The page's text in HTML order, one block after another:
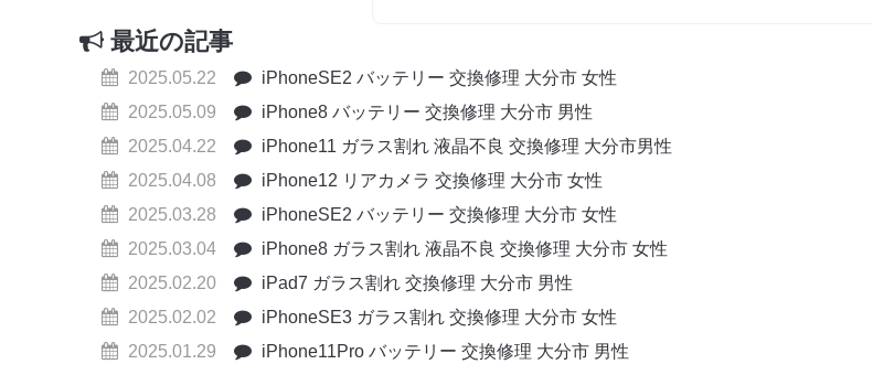
最近の記事
2025.05.22
iPhoneSE2 バッテリー 交換修理 大分市 女性
2025.05.09
iPhone8 バッテリー 交換修理 大分市 男性
2025.04.22
iPhone11 ガラス割れ 液晶不良 交換修理 大分市男性
2025.04.08
iPhone12 リアカメラ 交換修理 大分市 女性
2025.03.28
iPhoneSE2 バッテリー 交換修理 大分市 女性
2025.03.04
iPhone8 ガラス割れ 液晶不良 交換修理 大分市 女性
2025.02.20
iPad7 ガラス割れ 交換修理 大分市 男性
2025.02.02
iPhoneSE3 ガラス割れ 交換修理 大分市 女性
2025.01.29
iPhone11Pro バッテリー 交換修理 大分市 男性